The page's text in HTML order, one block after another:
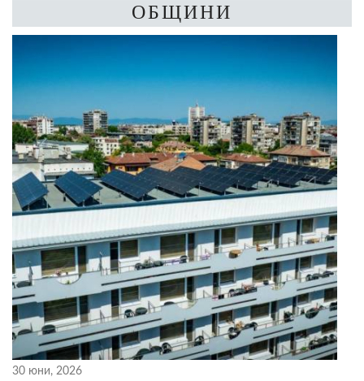
ОБЩИНИ
30 юни, 2026